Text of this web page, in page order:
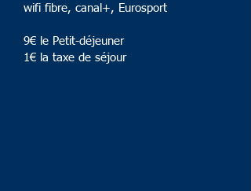
wifi fibre, canal+, Eurosport
9€ le Petit-déjeuner
1€ la taxe de séjour